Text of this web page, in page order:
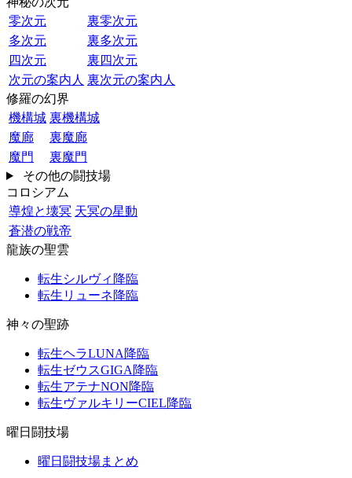
零次元
裏零次元
多次元
裏多次元
四次元
裏四次元
次元の案内人 裏次元の案内人
修羅の幻界
機構城 裏機構城
魔廊
裏魔廊
魔門
裏魔門
その他の闘技場
コロシアム
導煌と壊冥 天冥の星動
蒼潜の戦帝
龍族の聖雲
転生シルヴィ降臨
転生リューネ降臨
神々の聖跡
転生ヘラLUNA降臨
転生ゼウスGIGA降臨
転生アテナNON降臨
転生ヴァルキリーCIEL降臨
曜日闘技場
曜日闘技場まとめ